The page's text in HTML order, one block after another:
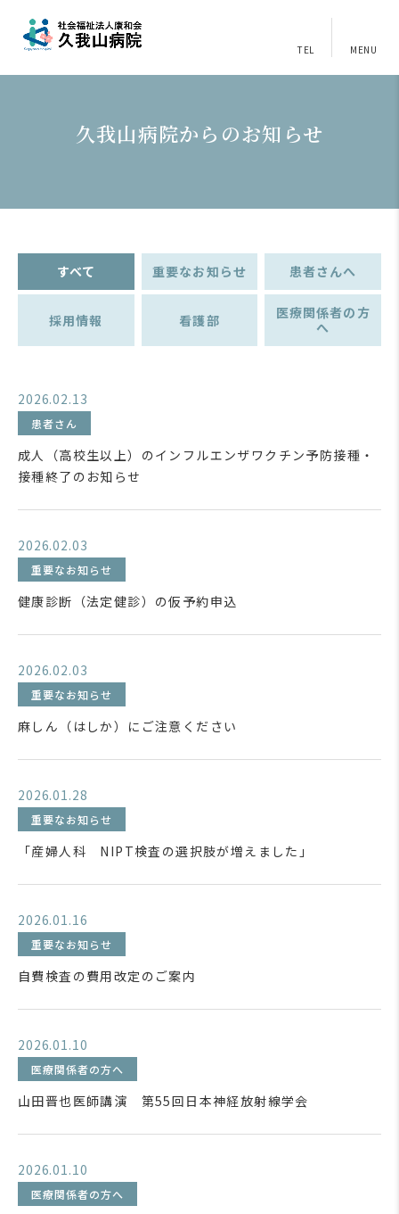
TEL MENU
久我山病院からのお知らせ
すべて 重要なお知らせ 患者さんへ
採用情報 看護部
医療関係者の方
へ
2026.02.13
患者さん
成人（高校生以上）のインフルエンザワクチン予防接種・
接種終了のお知らせ
2026.02.03
重要なお知らせ
健康診断（法定健診）の仮予約申込
2026.02.03
重要なお知らせ
麻しん（はしか）にご注意ください
2026.01.28
重要なお知らせ
「産婦人科 NIPT検査の選択肢が増えました」
2026.01.16
重要なお知らせ
自費検査の費用改定のご案内
2026.01.10
医療関係者の方へ
山田晋也医師講演 第55回日本神経放射線学会
2026.01.10
医療関係者の方へ